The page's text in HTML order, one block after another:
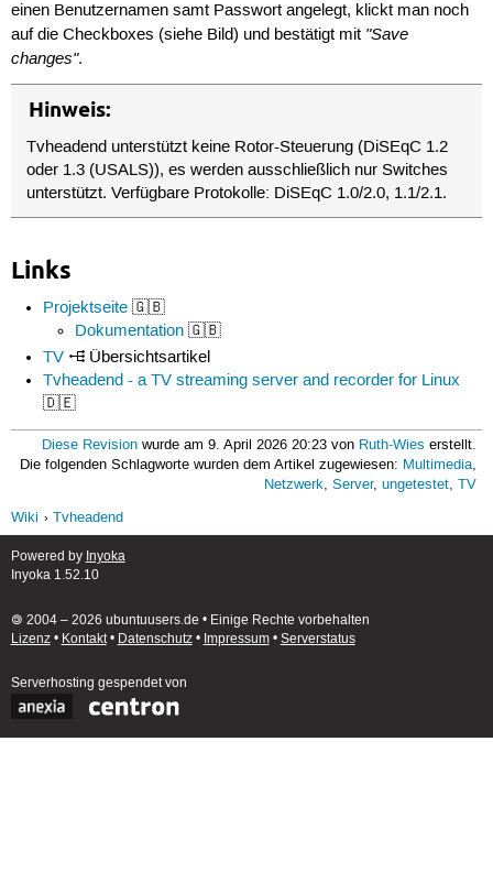
einen Benutzernamen samt Passwort angelegt, klickt man noch
auf die Checkboxes (siehe Bild) und bestätigt mit "Save
changes".
Hinweis:
Tvheadend unterstützt keine Rotor-Steuerung (DiSEqC 1.2
oder 1.3 (USALS)), es werden ausschließlich nur Switches
unterstützt. Verfügbare Protokolle: DiSEqC 1.0/2.0, 1.1/2.1.
Links
Projektseite 🇬🇧
Dokumentation 🇬🇧
TV
Übersichtsartikel
Tvheadend - a TV streaming server and recorder for Linux
🇩🇪
Diese Revision wurde am 9. April 2026 20:23 von Ruth-Wies erstellt.
Die folgenden Schlagworte wurden dem Artikel zugewiesen: Multimedia,
Netzwerk,Server,ungetestet,TV
Wiki
Tvheadend
Powered by Inyoka
Inyoka 1.52.10
🄯 2004 – 2026 ubuntuusers.de • Einige Rechte vorbehalten
Lizenz• Kontakt• Datenschutz• Impressum• Serverstatus
Serverhosting gespendet von